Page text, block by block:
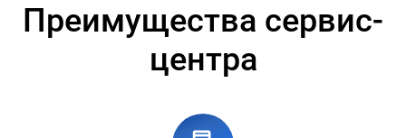
Преимущества сервис-
центра